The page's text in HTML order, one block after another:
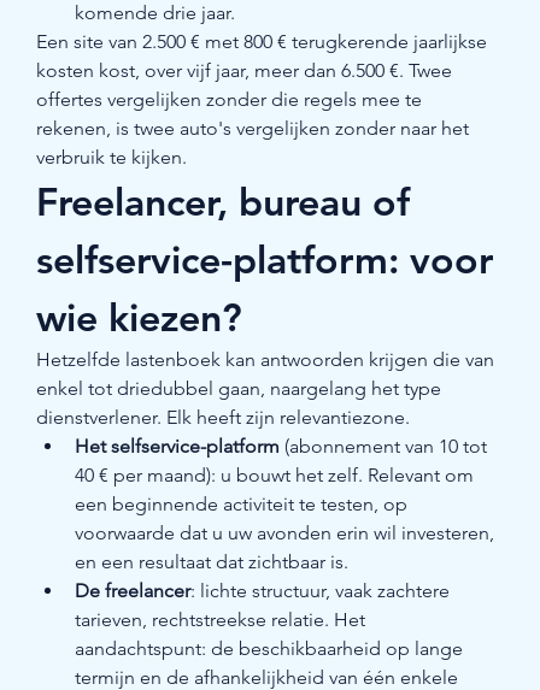
komende drie jaar.
Een site van 2.500 € met 800 € terugkerende jaarlijkse
kosten kost, over vijf jaar, meer dan 6.500 €. Twee
offertes vergelijken zonder die regels mee te
rekenen, is twee auto's vergelijken zonder naar het
verbruik te kijken.
Freelancer, bureau of
selfservice-platform: voor
wie kiezen?
Hetzelfde lastenboek kan antwoorden krijgen die van
enkel tot driedubbel gaan, naargelang het type
dienstverlener. Elk heeft zijn relevantiezone.
Het selfservice-platform (abonnement van 10 tot
40 € per maand): u bouwt het zelf. Relevant om
een beginnende activiteit te testen, op
voorwaarde dat u uw avonden erin wil investeren,
en een resultaat dat zichtbaar is.
De freelancer: lichte structuur, vaak zachtere
tarieven, rechtstreekse relatie. Het
aandachtspunt: de beschikbaarheid op lange
termijn en de afhankelijkheid van één enkele